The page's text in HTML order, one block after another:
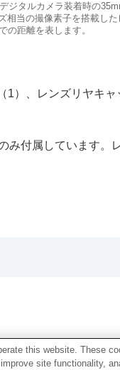
タルカメラ装着時の
当の撮像素子を搭載し
の距離を表します。
）、レンズリヤキャ
み付属しています。
this website. These
site functionality,